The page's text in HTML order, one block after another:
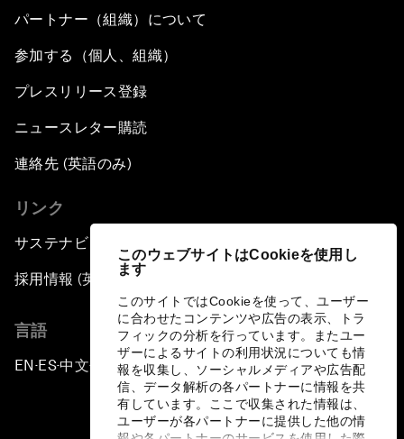
このウェブサイトはCookieを使用し
ます
このサイトではCookieを使って、ユーザー
に合わせたコンテンツや広告の表示、トラ
フィックの分析を行っています。またユー
ザーによるサイトの利用状況についても情
報を収集し、ソーシャルメディアや広告配
信、データ解析の各パートナーに情報を共
有しています。ここで収集された情報は、
ユーザーが各パートナーに提供した他の情
パートナー（組織）について
参加する（個人、組織）
プレスリリース登録
ニュースレター購読
連絡先 (英語のみ)
リンク
サステナビリティへの取り組み
採用情報 (英語のみ)
言語
EN ▪ES▪中文▪ 日本語